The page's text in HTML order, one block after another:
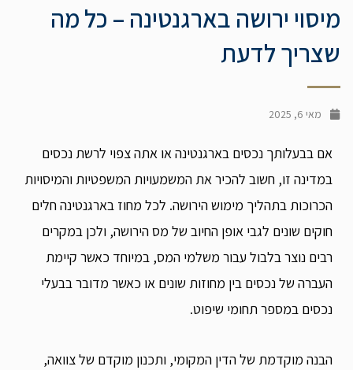
מיסוי ירושה בארגנטינה – כל מה
שצריך לדעת
מאי 6, 2025
אם בבעלותך נכסים בארגנטינה או אתה צפוי לרשת נכסים
במדינה זו, חשוב להכיר את המשמעויות המשפטיות והמיסויות
הכרוכות בתהליך מימוש הירושה. לכל מחוז בארגנטינה חלים
חוקים שונים לגבי אופן החיוב של מס הירושה, ולכן במקרים
רבים נוצר בלבול עבור משלמי המס, במיוחד כאשר קיימת
העברה של נכסים בין מחוזות שונים או כאשר מדובר בבעלי
נכסים במספר תחומי שיפוט.
הבנה מוקדמת של הדין המקומי, ותכנון מוקדם של צוואה,